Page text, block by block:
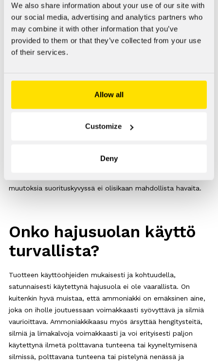
We also share information about your use of our site with
our social media, advertising and analytics partners who
may combine it with other information that you’ve
provided to them or that they’ve collected from your use
of their services.
Allow all
Customize
Deny
voimantuottotesteissä heti valmisteen käytön jälkeen [5, 6]
sekä voimantuottoon kovan intensiteetin suorituksissa [7].
Näissä tutkimuksissa esitetyt vaikutukset ovat kuitenkin
yksittäisiä ja vaihtelevia, eikä niiden perusteella ole
Tutkimustieto hajusuolan vaikutuksista on hyvin vaihtelevaa,
ja luotettavaa tai vertailtavaa tutkimustietoa aiheesta on
onko hajusuolan käytöllä merkittäviä suorituskykyä
efektiksikin kutsuttava, käyttäjän subjektiivinen kokemus ja
muutoksia suorituskyvyssä ei olisikaan mahdollista havaita.
Onko hajusuolan käyttö
turvallista?
Tuotteen käyttöohjeiden mukaisesti ja kohtuudella,
satunnaisesti käytettynä hajusuola ei ole vaarallista. On
kuitenkin hyvä muistaa, että ammoniakki on emäksinen aine,
joka on iholle joutuessaan voimakkaasti syövyttävä ja silmiä
vaurioittava. Ammoniakkikaasu myös ärsyttää hengitysteitä,
silmiä ja limakalvoja voimakkaasti ja voi erityisesti paljon
käytettynä ilmetä polttavana tunteena tai kyyneltymisenä
silmissä, polttavana tunteena tai pistelynä nenässä ja